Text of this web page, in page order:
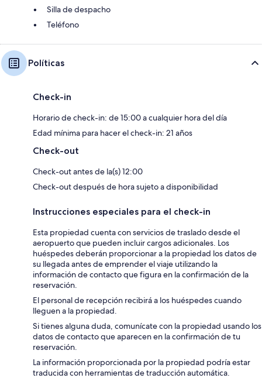
Silla de despacho
Teléfono
Políticas
Check-in
Horario de check-in: de 15:00 a cualquier hora del día
Edad mínima para hacer el check-in: 21 años
Check-out
Check-out antes de la(s) 12:00
Check-out después de hora sujeto a disponibilidad
Instrucciones especiales para el check-in
Esta propiedad cuenta con servicios de traslado desde el
aeropuerto que pueden incluir cargos adicionales. Los
huéspedes deberán proporcionar a la propiedad los datos de
su llegada antes de emprender el viaje utilizando la
información de contacto que figura en la confirmación de la
reservación.
El personal de recepción recibirá a los huéspedes cuando
lleguen a la propiedad.
Si tienes alguna duda, comunícate con la propiedad usando los
datos de contacto que aparecen en la confirmación de tu
reservación.
La información proporcionada por la propiedad podría estar
traducida con herramientas de traducción automática.